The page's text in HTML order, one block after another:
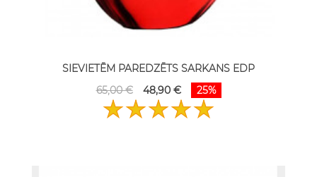
SIEVIETĒM PAREDZĒTS SARKANS EDP
65,00 €
48,90 € 25%